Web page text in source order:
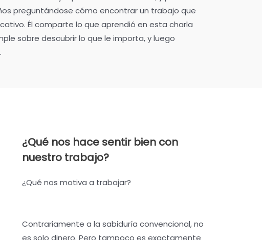
preguntándose cómo encontrar un trabajo que
Él comparte lo que aprendió en esta charla
sobre descubrir lo que le importa, y luego
¿Qué nos hace sentir bien con
nuestro trabajo?
¿Qué nos motiva a trabajar?
Contrariamente a la sabiduría convencional, no
es solo dinero. Pero tampoco es exactamente